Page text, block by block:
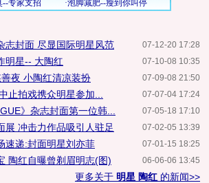
07-12-20 17:28
志封面 尽显国际明星风范
07-10-08 10:35
明星-- 大陶红
07-09-08 21:50
夜 小陶红清凉装扮
07-07-04 17:24
止拍戏携众明星参加...
07-05-18 17:10
》杂志封面第一位韩...
07-02-05 13:39
展 冲击力作品吸引人驻足
07-01-15 18:25
速递:封面明星刘亦菲
06-06-06 13:45
陶红自曝曾剃眉明志(图)
更多关于 明星 陶红 的新闻>>